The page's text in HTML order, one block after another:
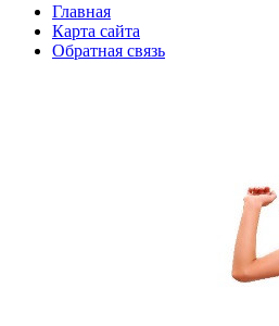
Главная
Карта сайта
Обратная связь